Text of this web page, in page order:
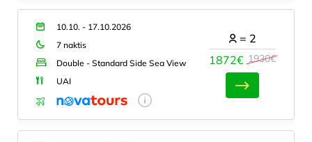
10.10. - 17.10.2026
7 naktis
Double - Standard Side Sea View
UAI
1872€ 1930€
= 2